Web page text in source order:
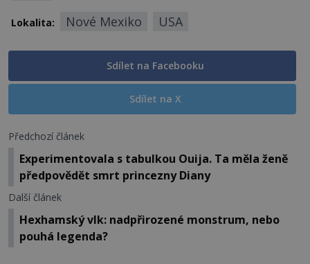
Lokalita: Nové Mexiko USA
Sdílet na Facebooku
Sdílet na X
Předchozí článek
Experimentovala s tabulkou Ouija. Ta měla ženě
předpovědět smrt princezny Diany
Další článek
Hexhamský vlk: nadpřirozené monstrum, nebo
pouhá legenda?